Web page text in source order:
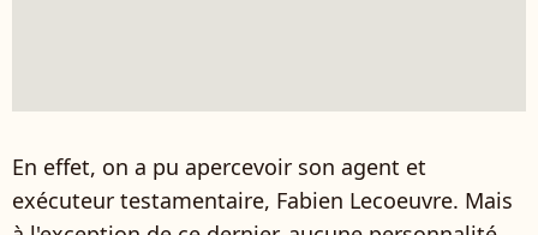
En effet, on a pu apercevoir son agent et
exécuteur testamentaire, Fabien Lecoeuvre. Mais